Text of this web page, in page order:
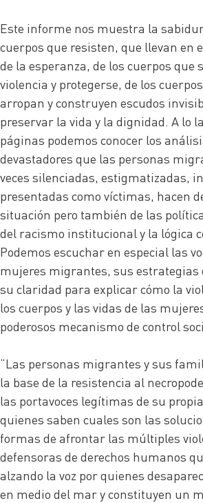
Este informe nos muestra la
cuerpos que resisten, que llevan en
de la esperanza, de los cuerpos que
violencia y protegerse, de los
arropan y construyen escudos
preservar la vida y la dignidad. A lo
páginas podemos conocer los
devastadores que las personas
veces silenciadas, estigmatizadas,
presentadas como víctimas, hacen
situación pero también de las
del racismo institucional y la lógica
Podemos escuchar en especial las
mujeres migrantes, sus estrategias
su claridad para explicar cómo la
los cuerpos y las vidas de las
poderosos mecanismo de control
“Las personas migrantes y sus
la base de la resistencia al
las portavoces legítimas de su
quienes saben cuales son las
formas de afrontar las múltiples
defensoras de derechos humanos
alzando la voz por quienes
en medio del mar y constituyen un